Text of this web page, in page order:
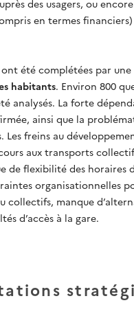
des usagers, ou
en termes financiers)
été complétées par une
habitants. Environ 800
analysés. La forte
ainsi que la
Les freins au
aux transports
de flexibilité des horaires
organisationnelles
collectifs, manque
d’accès à la gare.